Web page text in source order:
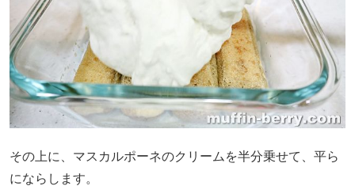
その上に、マスカルポーネのクリームを半分乗せて、平ら
にならします。